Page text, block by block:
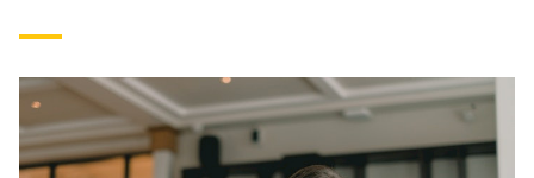
Personal
Alumni launch
Correo UC launch
Mi Portal UC launch